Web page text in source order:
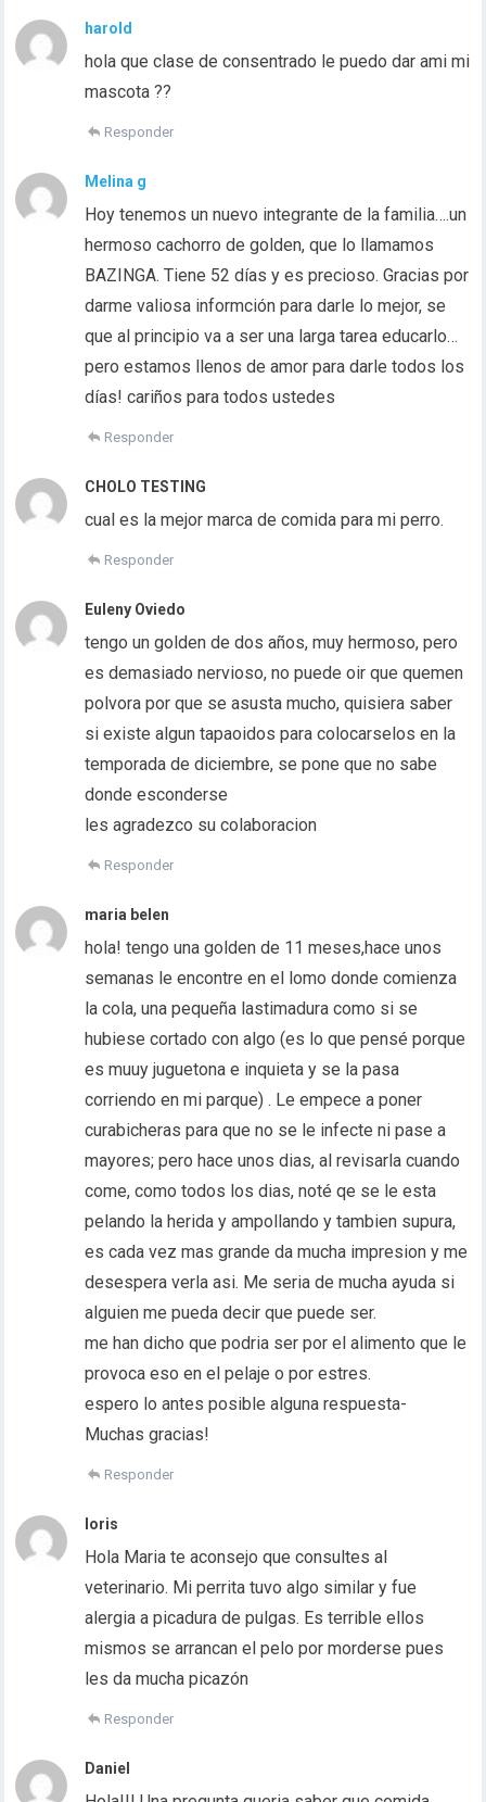
harold
hola que clase de consentrado le puedo dar ami mi
mascota ??
Responder
Melina g
Hoy tenemos un nuevo integrante de la familia….un
hermoso cachorro de golden, que lo llamamos
BAZINGA. Tiene 52 días y es precioso. Gracias por
darme valiosa informción para darle lo mejor, se
que al principio va a ser una larga tarea educarlo…
pero estamos llenos de amor para darle todos los
días! cariños para todos ustedes
Responder
CHOLO TESTING
cual es la mejor marca de comida para mi perro.
Responder
Euleny Oviedo
tengo un golden de dos años, muy hermoso, pero
es demasiado nervioso, no puede oir que quemen
polvora por que se asusta mucho, quisiera saber
si existe algun tapaoidos para colocarselos en la
temporada de diciembre, se pone que no sabe
donde esconderse
les agradezco su colaboracion
Responder
maria belen
hola! tengo una golden de 11 meses,hace unos
semanas le encontre en el lomo donde comienza
la cola, una pequeña lastimadura como si se
hubiese cortado con algo (es lo que pensé porque
es muuy juguetona e inquieta y se la pasa
corriendo en mi parque) . Le empece a poner
curabicheras para que no se le infecte ni pase a
mayores; pero hace unos dias, al revisarla cuando
come, como todos los dias, noté qe se le esta
pelando la herida y ampollando y tambien supura,
es cada vez mas grande da mucha impresion y me
desespera verla asi. Me seria de mucha ayuda si
alguien me pueda decir que puede ser.
me han dicho que podria ser por el alimento que le
provoca eso en el pelaje o por estres.
espero lo antes posible alguna respuesta-
Muchas gracias!
Responder
loris
Hola Maria te aconsejo que consultes al
veterinario. Mi perrita tuvo algo similar y fue
alergia a picadura de pulgas. Es terrible ellos
mismos se arrancan el pelo por morderse pues
les da mucha picazón
Responder
Daniel